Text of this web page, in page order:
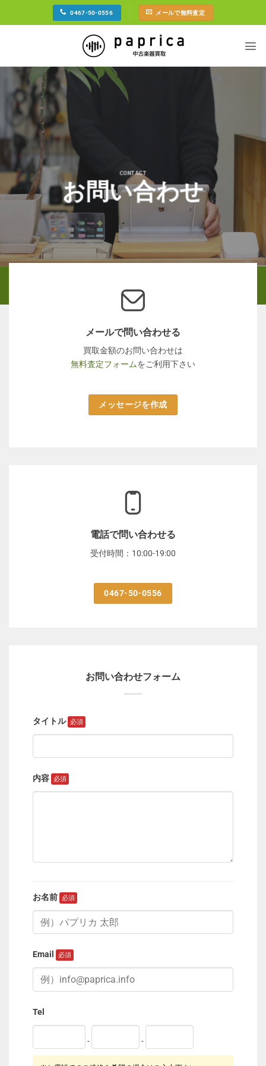
0467-50-0556 メールで無料査定
CONTACT
お問い合わせ
メールで問い合わせる
買取金額のお問い合わせは
無料査定フォームをご利用下さい
メッセージを作成
電話で問い合わせる
受付時間：10:00-19:00
0467-50-0556
お問い合わせフォーム
タイトル
内容
お名前
Email
Tel
- -